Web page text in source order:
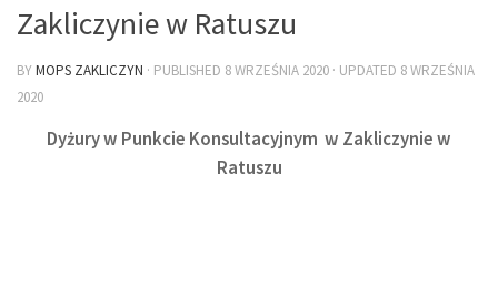
Zakliczynie w Ratuszu
BYMOPS ZAKLICZYN · PUBLISHED 8 WRZEŚNIA 2020 · UPDATED 8 WRZEŚNIA
2020
Dyżury w Punkcie Konsultacyjnym w Zakliczynie w
Ratuszu